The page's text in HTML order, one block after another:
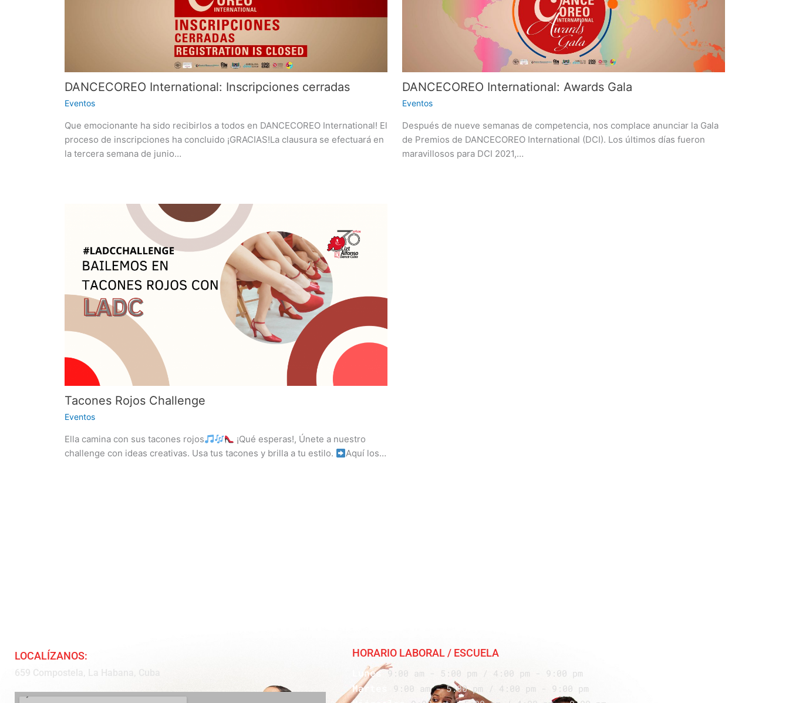
DANCECOREO International: Inscripciones cerradas
Eventos
Que emocionante ha sido recibirlos a todos en DANCECOREO International! El
proceso de inscripciones ha concluido ¡GRACIAS!La clausura se efectuará en
la tercera semana de junio…
DANCECOREO International: Awards Gala
Eventos
Después de nueve semanas de competencia, nos complace anunciar la Gala
de Premios de DANCECOREO International (DCI). Los últimos días fueron
maravillosos para DCI 2021,…
Tacones Rojos Challenge
Eventos
Ella camina con sus tacones rojos
¡Qué esperas!, Únete a nuestro
challenge con ideas creativas. Usa tus tacones y brilla a tu estilo.
Aquí los…
LOCALÍZANOS:
659 Compostela, La Habana, Cuba
HORARIO LABORAL / ESCUELA
Lunes 9:00 am - 5:00 pm / 4:00 pm - 9:00 pm
Martes 9:00 am - 5:00 pm / 4:00 pm - 9:00 pm